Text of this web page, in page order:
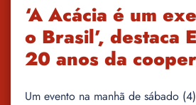
‘A Acácia é um
o Brasil’, destaca
20 anos da
Um evento na manhã de sábado